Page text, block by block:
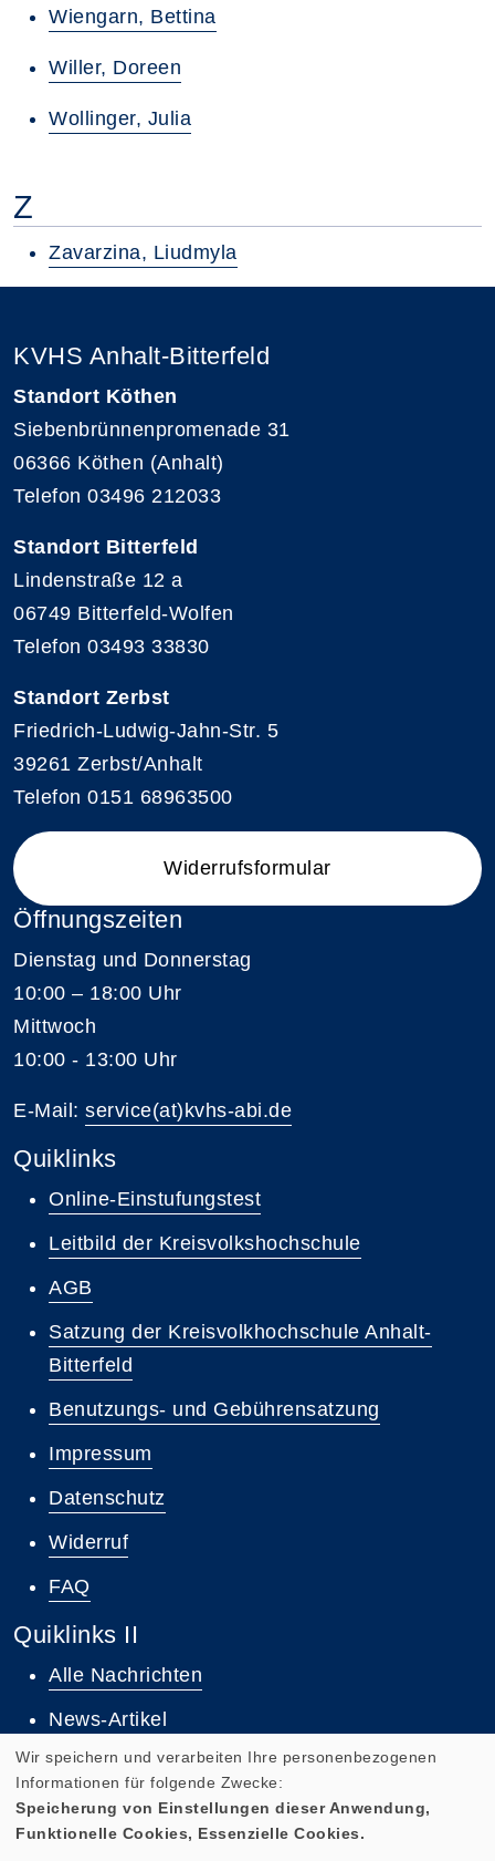
Wiengarn, Bettina
Willer, Doreen
Wollinger, Julia
Z
Zavarzina, Liudmyla
KVHS Anhalt-Bitterfeld
Standort Köthen
Siebenbrünnenpromenade 31
06366 Köthen (Anhalt)
Telefon 03496 212033
Standort Bitterfeld
Lindenstraße 12 a
06749 Bitterfeld-Wolfen
Telefon 03493 33830
Standort Zerbst
Friedrich-Ludwig-Jahn-Str. 5
39261 Zerbst/Anhalt
Telefon 0151 68963500
Widerrufsformular
Öffnungszeiten
Dienstag und Donnerstag
10:00 – 18:00 Uhr
Mittwoch
10:00 - 13:00 Uhr
E-Mail: service(at)kvhs-abi.de
Quiklinks
Online-Einstufungstest
Leitbild der Kreisvolkshochschule
AGB
Satzung der Kreisvolkhochschule Anhalt-
Bitterfeld
Benutzungs- und Gebührensatzung
Impressum
Datenschutz
Widerruf
FAQ
Quiklinks II
Alle Nachrichten
News-Artikel
Cookie Einstellungen
Wir speichern und verarbeiten Ihre personenbezogenen
Informationen für folgende Zwecke:
Speicherung von Einstellungen dieser Anwendung,
Funktionelle Cookies, Essenzielle Cookies.